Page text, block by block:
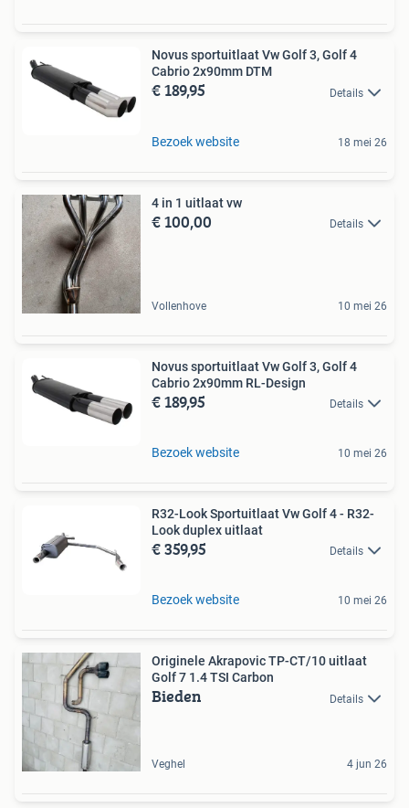
Novus sportuitlaat Vw Golf 3, Golf 4
Cabrio 2x90mm DTM
€ 189,95 Details
Bezoek website 18 mei 26
4 in 1 uitlaat vw
€ 100,00 Details
Vollenhove 10 mei 26
Novus sportuitlaat Vw Golf 3, Golf 4
Cabrio 2x90mm RL-Design
€ 189,95 Details
Bezoek website 10 mei 26
R32-Look Sportuitlaat Vw Golf 4 - R32-
Look duplex uitlaat
€ 359,95 Details
Bezoek website 10 mei 26
Originele Akrapovic TP-CT/10 uitlaat
Golf 7 1.4 TSI Carbon
Bieden Details
Veghel 4 jun 26